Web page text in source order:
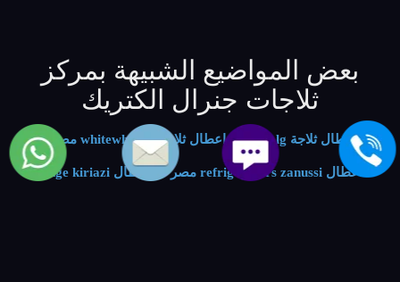
بعض المواضيع الشبيهة بمركز
ثلاجات جنرال الكتريك
اعطال ثلاجة lg مصر - اعطال ثلاجات whitewhale مصر -
اعطال refrigerators zanussi مصر - اعطال fridge kiriazi